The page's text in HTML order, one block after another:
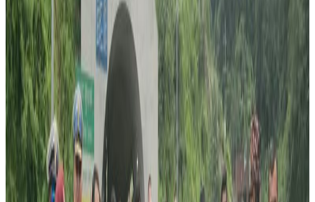
हस्ताक्षर सुरु ।
मुद्दा दर्ता गर्नु अघि गत अगष्ट ६ तारिखमा यी सदस्यहरुको तर्फबाट वकिलले
एनआरएनए अष्ट्रेलियालाई लेटर अफ डिमान्ड पठाएको थियो । चिठ्ठीमा
मागिएको जवाफ नआएपछि मुद्दा दर्ता गर्नु परेको एक सदस्यले बताए ।
पटक पटक निश्पक्ष छानविनको माग राख्दा पनि सुनुवाइ नभएपछि अदालतसम्म
जानु परेको एक सदस्य गणेशराज गौतमले बताउनुभयो ।
अदालतले १० दिनभित्र उपस्थित हुन एनआरएनए अष्ट्रेलियालाई निर्देशन